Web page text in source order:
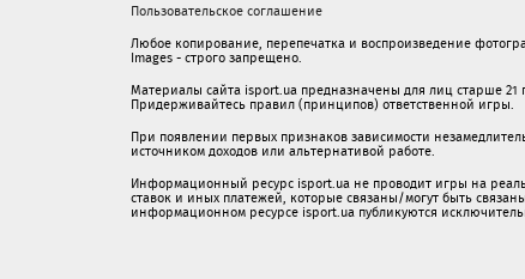
Пользовательское соглашение
Любое копирование, перепечатка и воспроизведение
Images - строго запрещено.
Материалы сайта isport.ua предназначены для лиц старше 21
Придерживайтесь правил (принципов) ответственной игры.
При появлении первых признаков зависимости
источником доходов или альтернативой работе.
Информационный ресурс isport.ua не проводит игры на
ставок и иных платежей, которые связаны/могут быть
информационном ресурсе isport.ua публикуютcя